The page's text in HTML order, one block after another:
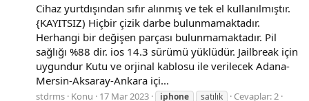
Cihaz yurtdışından sıfır alınmış ve tek el kullanılmıştır.
{KAYITSIZ) Hiçbir çizik darbe bulunmamaktadır.
Herhangi bir değişen parçası bulunmamaktadır. Pil
sağlığı %88 dir. ios 14.3 sürümü yüklüdür. Jailbreak için
uygundur Kutu ve orjinal kablosu ile verilecek Adana-
Mersin-Aksaray-Ankara içi...
stdrms Konu 17 Mar 2023 iphone satılık
Cevaplar: 2